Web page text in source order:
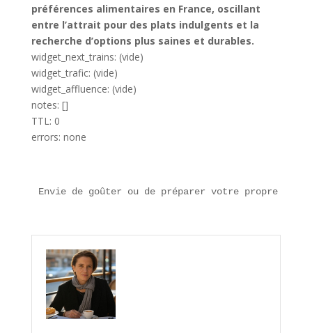
préférences alimentaires en France, oscillant
entre l’attrait pour des plats indulgents et la
recherche d’options plus saines et durables.
widget_next_trains: (vide)
widget_trafic: (vide)
widget_affluence: (vide)
notes: []
TTL: 0
errors: none
Envie de goûter ou de préparer votre propre